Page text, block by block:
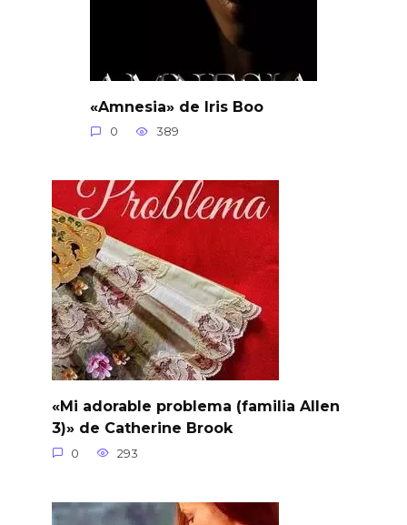
«Amnesia» de Iris Boo
0 389
«Mi adorable problema (familia Allen
3)» de Catherine Brook
0 293